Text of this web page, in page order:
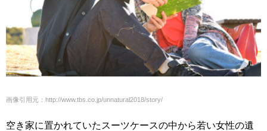
画像引用元：http://www.tbs.co.jp/unnatural2018/story/
空き家に置かれていたスーツケースの中から若い女性の遺